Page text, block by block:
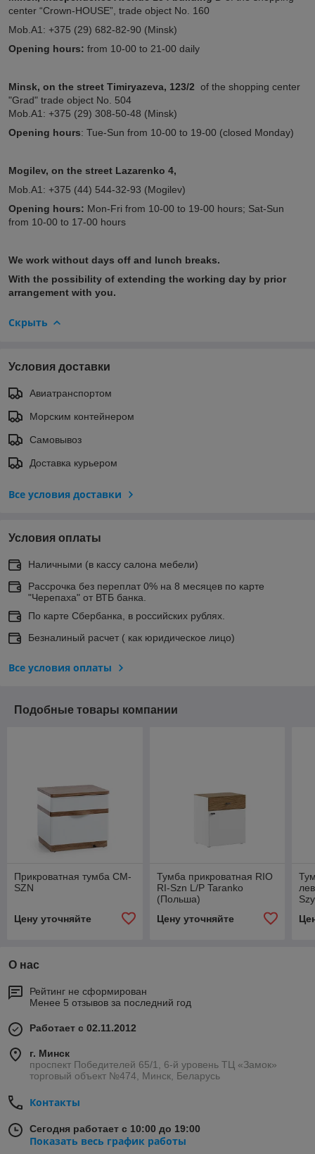
center “Crown-HOUSE”, trade object No. 160
Mob.A1: +375 (29) 682-82-90 (Minsk)
Opening hours: from 10-00 to 21-00 daily
Minsk, on the street Timiryazeva, 123/2 of the shopping center
"Grad" trade object No. 504
Mob.A1: +375 (29) 308-50-48 (Minsk)
Opening hours: Tue-Sun from 10-00 to 19-00 (closed Monday)
Mogilev, on the street Lazarenko 4,
Mob.A1: +375 (44) 544-32-93 (Mogilev)
Opening hours: Mon-Fri from 10-00 to 19-00 hours; Sat-Sun
from 10-00 to 17-00 hours
We work without days off and lunch breaks.
With the possibility of extending the working day by prior
arrangement with you.
Скрыть
Условия доставки
Авиатранспортом
Морским контейнером
Самовывоз
Доставка курьером
Все условия доставки
Условия оплаты
Наличными (в кассу салона мебели)
Рассрочка без переплат 0% на 8 месяцев по карте
"Черепаха" от ВТБ банка.
По карте Сбербанка, в российских рублях.
Безналиный расчет ( как юридическое лицо)
Все условия оплаты
Подобные товары компании
Прикроватная тумба CM-
SZN
Цену уточняйте
Тумба прикроватная RIO
RI-Szn L/P Taranko
(Польша)
Цену уточняйте
О нас
Рейтинг не сформирован
Менее 5 отзывов за последний год
Работает с 02.11.2012
г. Минск
проспект Победителей 65/1, 6-й уровень ТЦ «Замок»
торговый объект №474, Минск, Беларусь
Контакты
Сегодня работает с 10:00 до 19:00
Показать весь график работы